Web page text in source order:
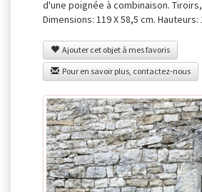
d'une poignée à combinaison.
Dimensions: 119 X 58,5 cm. Hauteurs:
Ajouter cet objet à mes favoris
Pour en savoir plus, contactez-nous